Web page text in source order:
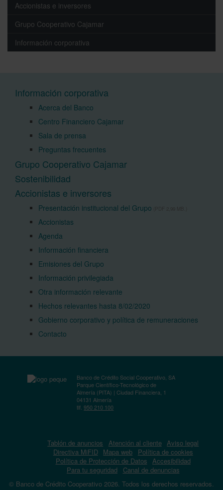
Accionistas e inversores
Grupo Cooperativo Cajamar
Información corporativa
Información corporativa
Acerca del Banco
Centro Financiero Cajamar
Sala de prensa
Preguntas frecuentes
Grupo Cooperativo Cajamar
Sostenibilidad
Accionistas e inversores
Presentación institucional del Grupo
Accionistas
Agenda
Información financiera
Emisiones del Grupo
Información privilegiada
Otra información relevante
Hechos relevantes hasta 8/02/2020
Gobierno corporativo y política de remuneraciones
Contacto
Banco de Crédito Social Cooperativo, SA
Parque Científico-Tecnológico de
Almería (PITA) | Ciudad Financiera, 1
04131 Almería
tlf.950 210 100
Tablón de anuncios Atención al cliente Aviso legal
Directiva MiFID Mapa web
Política de cookies
Política de Protección de Datos Accesibilidad
Para tu seguridad
Canal de denuncias
© Banco de Crédito Cooperativo 2026. Todos los derechos reservados.